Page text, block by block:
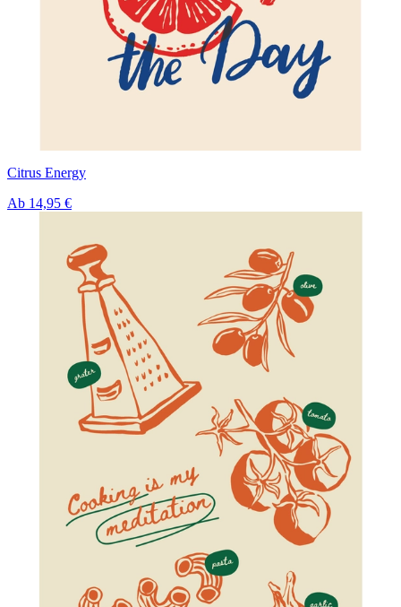
Citrus Energy
Ab 14,95 €